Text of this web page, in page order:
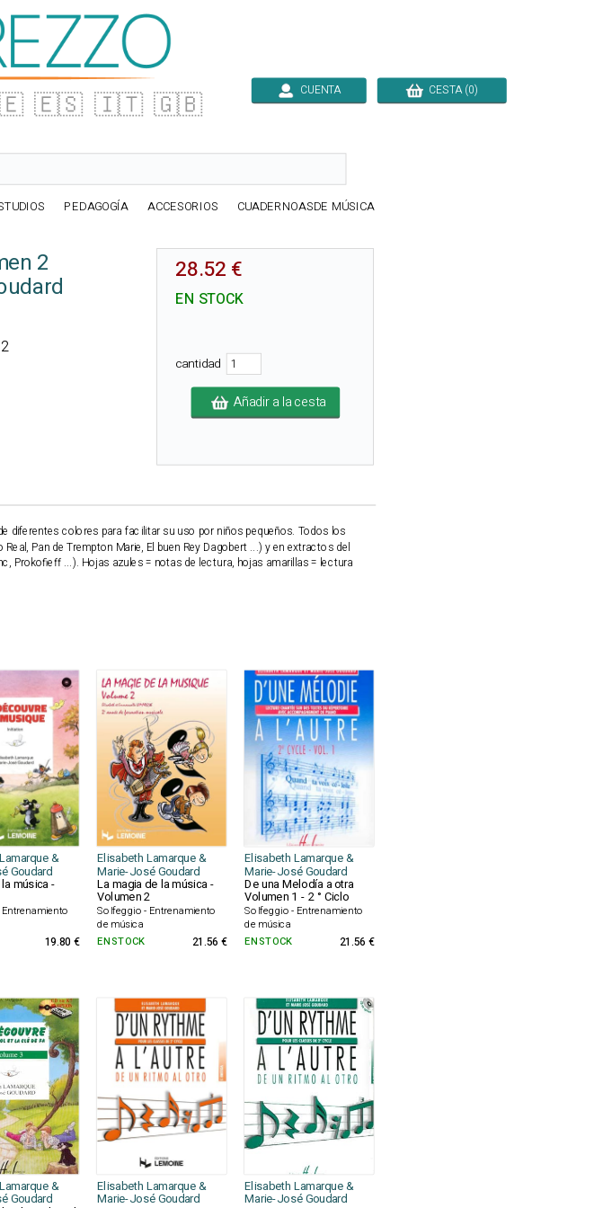
🇪🇸 🇮🇹 🇬🇧 CUENTA CESTA (0)
PEDAGOGÍA ACCESORIOS CUADERNOASDE MÚSICA
2 28.52 €
EN STOCK
cantidad
Añadir a la cesta
diferentes colores para facilitar su uso por niños pequeños. Todos los
Pan de Trempton Marie, El buen Rey Dagobert ...) y en extractos del
Prokofieff ...). Hojas azules = notas de lectura, hojas amarillas = lectura
&
Goudard
Elisabeth Lamarque &
Marie-José Goudard
Elisabeth Lamarque &
Marie-José Goudard
música - La magia de la música -
Volumen 2
Solfeggio - Entrenamiento
de música
De una Melodía a otra
Volumen 1 - 2 ° Ciclo
Solfeggio - Entrenamiento
de música
19.80 € EN STOCK 21.56 € EN STOCK 21.56 €
&
Goudard
Elisabeth Lamarque &
Marie-José Goudard
Elisabeth Lamarque &
Marie-José Goudard